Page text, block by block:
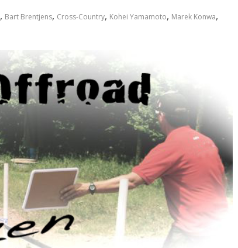
, Bart Brentjens, Cross-Country, Kohei Yamamoto, Marek Konwa,